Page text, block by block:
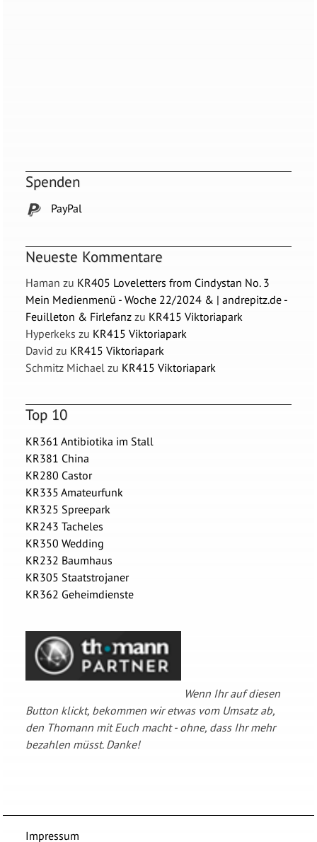
Spenden
PayPal
Neueste Kommentare
Haman zu KR405 Loveletters from Cindystan No. 3
Mein Medienmenü - Woche 22/2024 & | andrepitz.de -
Feuilleton & Firlefanz zu KR415 Viktoriapark
Hyperkeks zu KR415 Viktoriapark
David zu KR415 Viktoriapark
Schmitz Michael zu KR415 Viktoriapark
Top 10
KR361 Antibiotika im Stall
KR381 China
KR280 Castor
KR335 Amateurfunk
KR325 Spreepark
KR243 Tacheles
KR350 Wedding
KR232 Baumhaus
KR305 Staatstrojaner
KR362 Geheimdienste
Wenn Ihr auf diesen
Button klickt, bekommen wir etwas vom Umsatz ab,
den Thomann mit Euch macht - ohne, dass Ihr mehr
bezahlen müsst. Danke!
Impressum